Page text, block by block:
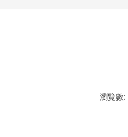
瀏覽數: